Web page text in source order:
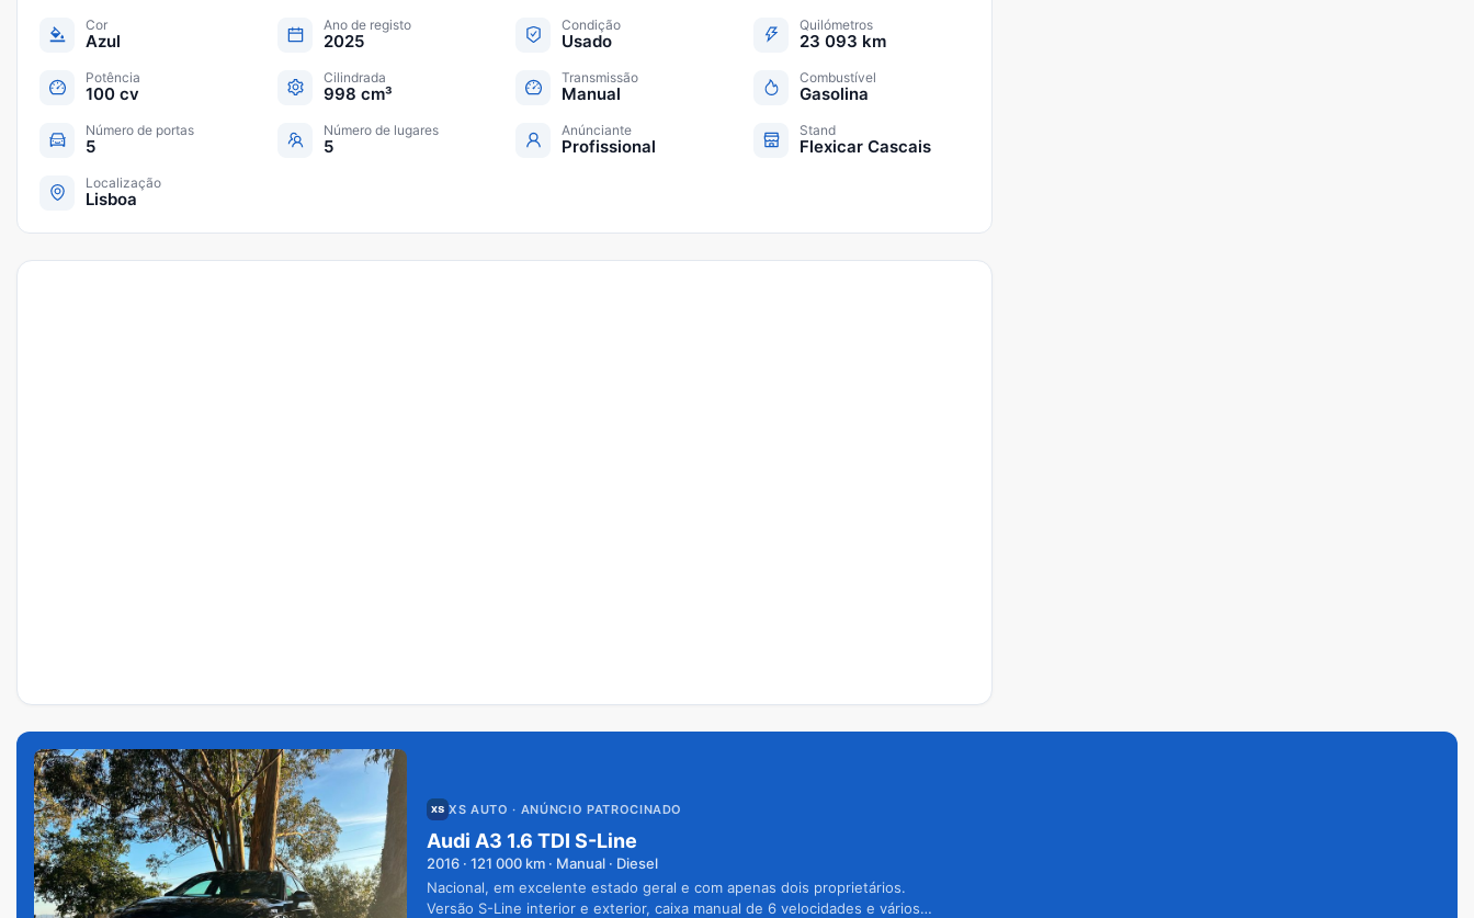
Cor
Azul
Ano de registo
2025
Condição
Usado
Quilómetros
23 093 km
Potência
100 cv
Cilindrada
998 cm³
Transmissão
Manual
Combustível
Gasolina
Número de portas
5
Número de lugares
5
Anúnciante
Profissional
Stand
Flexicar Cascais
Localização
Lisboa
XS AUTO · ANÚNCIO PATROCINADO
Audi A3 1.6 TDI S-Line
2016 · 121 000 km · Manual · Diesel
Nacional, em excelente estado geral e com apenas dois proprietários.
Versão S-Line interior e exterior, caixa manual de 6 velocidades e vários